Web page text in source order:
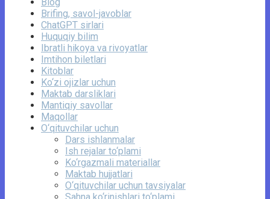
Blog
Brifing, savol-javoblar
ChatGPT sirlari
Huquqiy bilim
Ibratli hikoya va rivoyatlar
Imtihon biletlari
Kitoblar
Ko‘zi ojizlar uchun
Maktab darsliklari
Mantiqiy savollar
Maqollar
O‘qituvchilar uchun
Dars ishlanmalar
Ish rejalar to‘plami
Ko‘rgazmali materiallar
Maktab hujjatlari
O‘qituvchilar uchun tavsiyalar